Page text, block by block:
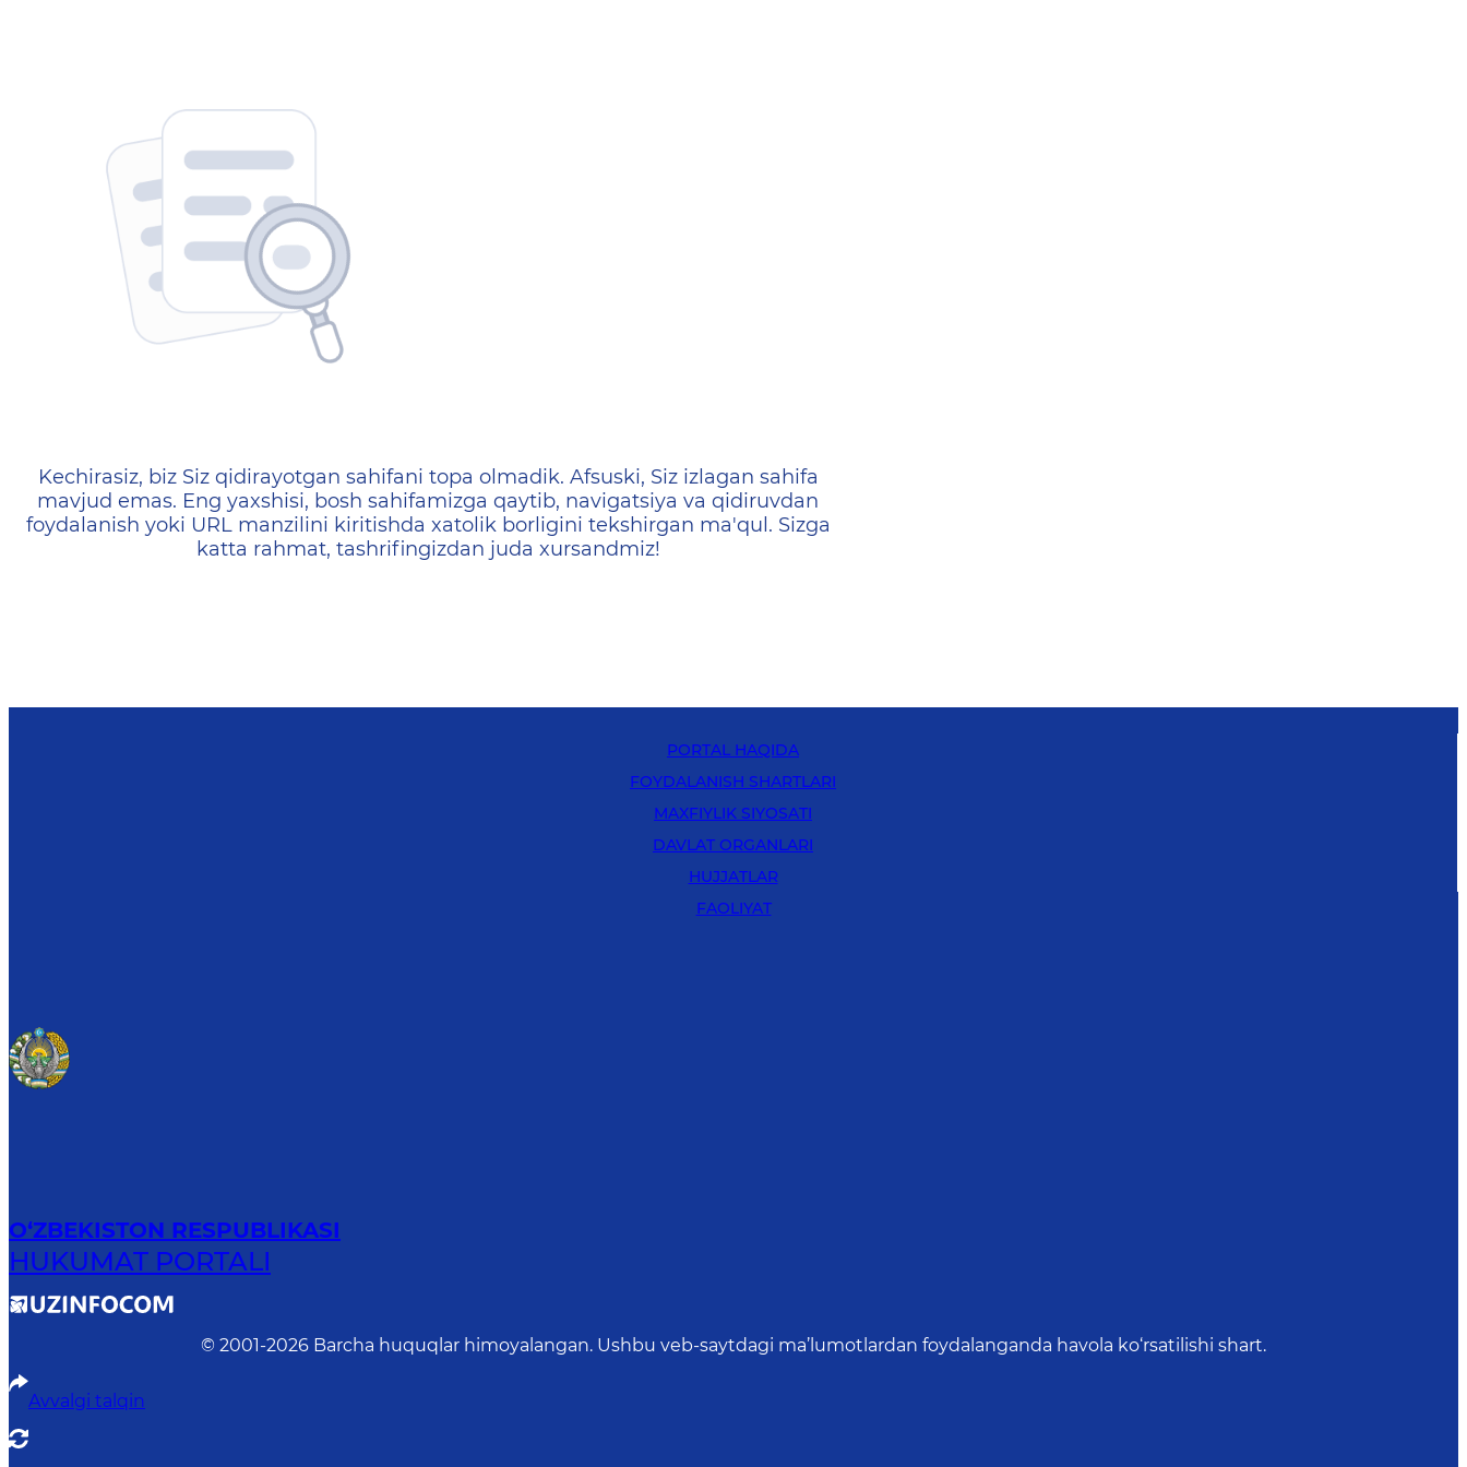
404 — Страница не найдена
Kechirasiz, biz Siz qidirayotgan sahifani topa olmadik. Afsuski, Siz izlagan sahifa
mavjud emas. Eng yaxshisi, bosh sahifamizga qaytib, navigatsiya va qidiruvdan
foydalanish yoki URL manzilini kiritishda xatolik borligini tekshirgan ma'qul. Sizga
katta rahmat, tashrifingizdan juda xursandmiz!
PORTAL HAQIDA
FOYDALANISH SHARTLARI
MAXFIYLIK SIYOSATI
DAVLAT ORGANLARI
HUJJATLAR
FAOLIYAT
O‘ZBEKISTON RESPUBLIKASI
HUKUMAT PORTALI
© 2001-2026 Barcha huquqlar himoyalangan. Ushbu veb-saytdagi ma’lumotlardan foydalanganda havola ko‘rsatilishi shart.
Avvalgi talqin